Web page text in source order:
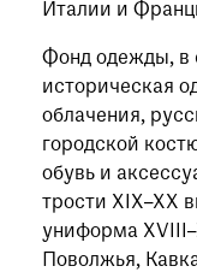
Италии и
Фонд одежды, в
историческая
облачения,
городской
обувь и
трости XIX–XX
униформа
Поволжья,